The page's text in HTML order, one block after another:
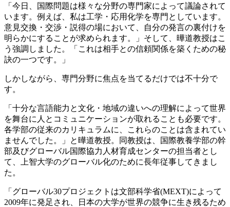
「今日、国際問題は様々な分野の専門家によって議論されて
います。例えば、私は工学・応用化学を専門としています。
意見交換・交渉・説得の場において、自分の発言の裏付けを
明らかにすることが求められます。」そして、曄道教授はこ
う強調しました。「これは相手との信頼関係を築くための秘
訣の一つです。」
しかしながら、専門分野に焦点を当てるだけでは不十分で
す。
「十分な言語能力と文化・地域の違いへの理解によって世界
を舞台に人とコミュニケーションが取れることも必要です。
各学部の従来のカリキュラムに、これらのことは含まれてい
ませんでした。」と曄道教授。同教授は、国際教養学部の幹
部及びグローバル国際協力人材育成センターの担当者とし
て、上智大学のグローバル化のために長年従事してきまし
た。
「グローバル30プロジェクトは文部科学省(MEXT)によって
2009年に発足され、日本の大学が世界の競争に生き残るため